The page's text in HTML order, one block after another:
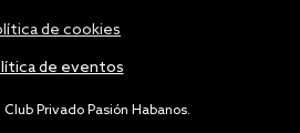
Privado Pasión Habanos.
de cookies
de eventos